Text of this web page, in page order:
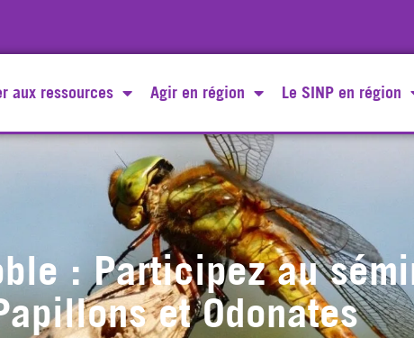
aux ressources Agir en région Le SINP en région
: Participez au
et Odonates